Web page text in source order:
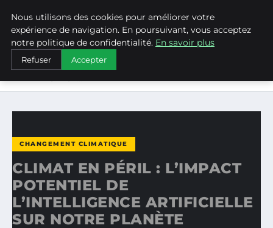
WEARECLIMATECONTROL
ACCUEIL
CHANGEMENT CLIMATIQUE
CLIMAT EN PÉRIL : L’IMPACT POTENTIEL DE
CHANGEMENT CLIMATIQUE
CLIMAT EN PÉRIL : L’IMPACT
POTENTIEL DE
L’INTELLIGENCE ARTIFICIELLE
SUR NOTRE PLANÈTE
Nous utilisons des cookies pour améliorer votre
expérience de navigation. En poursuivant, vous acceptez
notre politique de confidentialité. En savoir plus
Refuser Accepter